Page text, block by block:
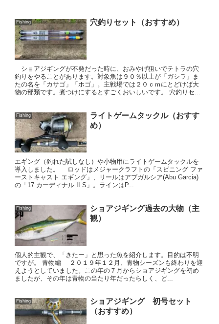
Fishing 穴釣りセット（おすすめ）
ショアジギングが不発だった時に、おみやげ狙いでテトラの穴
釣りをやることがあります。対象魚は９０％以上が「ガシラ」ま
たの名を「カサゴ」「ホゴ」。主戦場では２０ｃｍにとどけば大
物の部類です。煮つけにするとすごくおいしいです。 穴釣りセ...
Fishing
ライトゲームタックル（おすす
め）
エギング（釣れた試しなし）や小物用にライトゲームタックルを
導入しました。 ロッドはメジャークラフトの「スピニング ファ
ーストキャスト エギング」、リールはアブガルシア(Abu Garcia)
の「17 カーディナル II S」。ラインはP...
Fishing
ショアジギング過去の大物（主
観）
個人的主観で、「きたー」と思った魚を紹介します。目的は不明
ですが。 青物編 ２０１９年１２月、青物シーズンも終わりを迎
えようとしていました。この年の７月からショアジギングを初め
ましたが、その年は青物の当たり年だったらしく、ど...
Fishing
ショアジギング 初号セット
（おすすめ）